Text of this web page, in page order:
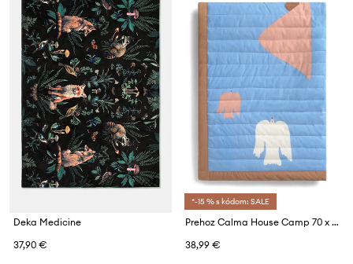
Deka Medicine
37,90 €
*-15 % s kódom: SALE
Prehoz Calma House Camp 70 x 100 cm
38,99 €